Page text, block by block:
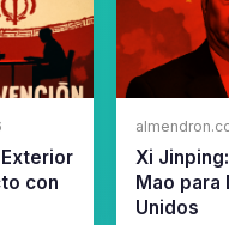
con
Xi
Mao para
Unidos